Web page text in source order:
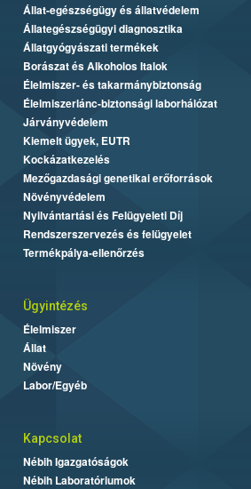
Állat-egészségügy és állatvédelem
Állategészségügyi diagnosztika
Állatgyógyászati termékek
Borászat és Alkoholos Italok
Élelmiszer- és takarmánybiztonság
Élelmiszerlánc-biztonsági laborhálózat
Járványvédelem
Kiemelt ügyek, EUTR
Kockázatkezelés
Mezőgazdasági genetikai erőforrások
Növényvédelem
Nyilvántartási és Felügyeleti Díj
Rendszerszervezés és felügyelet
Termékpálya-ellenőrzés
Ügyintézés
Élelmiszer
Állat
Növény
Labor/Egyéb
Kapcsolat
Nébih Igazgatóságok
Nébih Laboratóriumok